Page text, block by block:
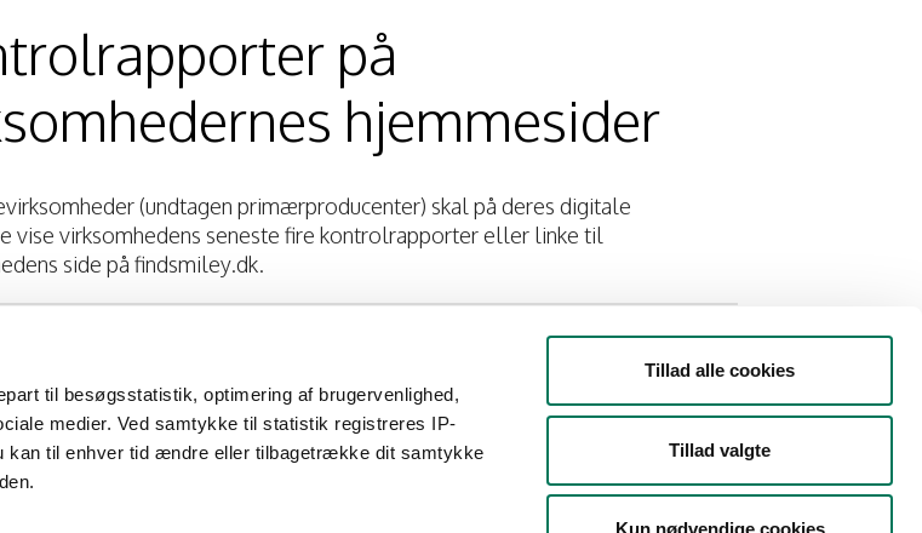
til besøgsstatistik, optimering af brugervenlighed,
medier. Ved samtykke til statistik registreres IP-
kan til enhver tid ændre eller tilbagetrække dit samtykke
Tillad alle cookies
Tillad valgte
Kun nødvendige cookies
på
hjemmesider
(undtagen primærproducenter) skal på deres digitale
vise virksomhedens seneste fire kontrolrapporter eller linke til
side på findsmiley.dk.
markedsfører produkter eller aktiviteter
let synligt
hjemmeside. Det samme gælder, hvis en fødevarevirksomhed sælger
fraandre digitale platforme end egen hjemmeside
kan offentliggøre kontrolrapporterne ved enten, at:​​